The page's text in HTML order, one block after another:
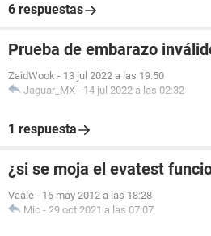
6 respuestas
Prueba de embarazo
ZaidWook - 13 jul 2022 a las 19:50
Jaguar_MX - 14 jul 2022 a las 02:32
1 respuesta
¿si se moja el evatest
Vaale - 16 may 2012 a las 18:28
Mic - 29 oct 2021 a las 07:07